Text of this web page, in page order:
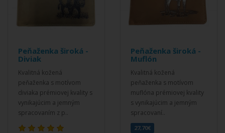
Peňaženka široká -
Diviak
Kvalitná kožená
peňaženka s motívom
diviaka prémiovej kvality s
vynikajúcim a jemným
spracovaním z p..
Peňaženka široká -
Muflón
Kvalitná kožená
peňaženka s motívom
muflóna prémiovej kvality
s vynikajúcim a jemným
spracovaní..
27,70€